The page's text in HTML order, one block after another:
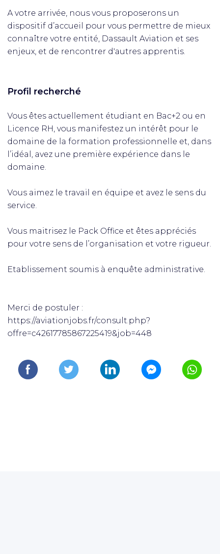
A votre arrivée, nous vous proposerons un
dispositif d’accueil pour vous permettre de mieux
connaître votre entité, Dassault Aviation et ses
enjeux, et de rencontrer d'autres apprentis.
Profil recherché
Vous êtes actuellement étudiant en Bac+2 ou en
Licence RH, vous manifestez un intérêt pour le
domaine de la formation professionnelle et, dans
l’idéal, avez une première expérience dans le
domaine.
Vous aimez le travail en équipe et avez le sens du
service.
Vous maitrisez le Pack Office et êtes appréciés
pour votre sens de l’organisation et votre rigueur.
Etablissement soumis à enquête administrative.
Merci de postuler :
https://aviationjobs.fr/consult.php?
offre=c42617785867225419&job=448